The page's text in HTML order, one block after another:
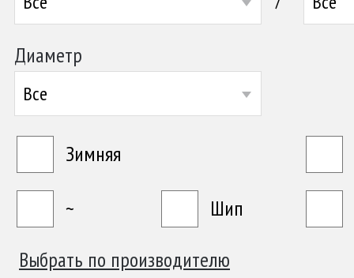
Диаметр
Все
Зимняя
~
Шип
Выбрать по производителю